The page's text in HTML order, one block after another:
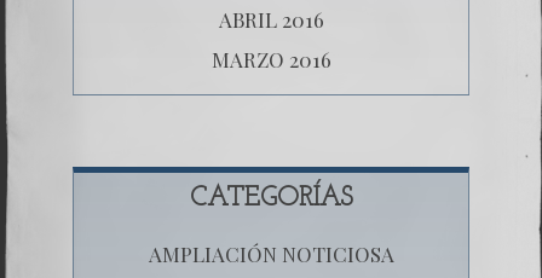
ABRIL 2016
MARZO 2016
CATEGORÍAS
AMPLIACIÓN NOTICIOSA